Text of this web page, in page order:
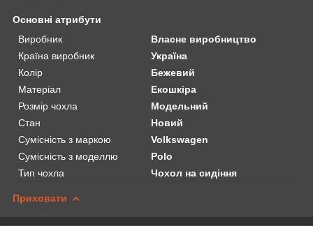
Основні атрибути
Виробник
Власне виробництво
Країна виробник
Україна
Колір
Бежевий
Матеріал
Екошкіра
Розмір чохла
Модельний
Стан
Новий
Сумісність з маркою
Volkswagen
Сумісність з моделлю
Polo
Тип чохла
Чохол на сидіння
Приховати